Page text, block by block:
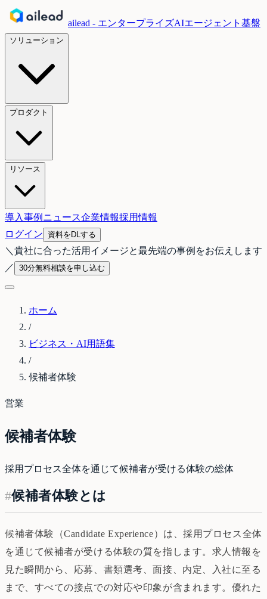
ailead - エンタープライズAIエージェント基盤
ソリューション
プロダクト
リソース
導入事例 ニュース企業情報採用情報
ログイン
資料をDLする
＼ 貴社に合った活用イメージと最先端の事例をお伝えします
／
30分無料相談を申し込む
ホーム
/
ビジネス・AI用語集
/
候補者体験
営業
候補者体験
採用プロセス全体を通じて候補者が受ける体験の総体
#候補者体験とは
候補者体験（Candidate Experience）は、採用プロセス全体
を通じて候補者が受ける体験の質を指します。求人情報を
見た瞬間から、応募、書類選考、面接、内定、入社に至る
まで、すべての接点での対応や印象が含まれます。優れた